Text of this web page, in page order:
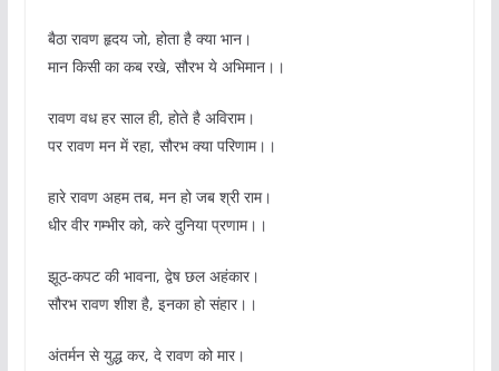
बैठा रावण हृदय जो, होता है क्या भान।
मान किसी का कब रखे, सौरभ ये अभिमान।।
रावण वध हर साल ही, होते है अविराम।
पर रावण मन में रहा, सौरभ क्या परिणाम।।
हारे रावण अहम तब, मन हो जब श्री राम।
धीर वीर गम्भीर को, करे दुनिया प्रणाम।।
झूठ-कपट की भावना, द्वेष छल अहंकार।
सौरभ रावण शीश है, इनका हो संहार।।
अंतर्मन से युद्ध कर, दे रावण को मार।